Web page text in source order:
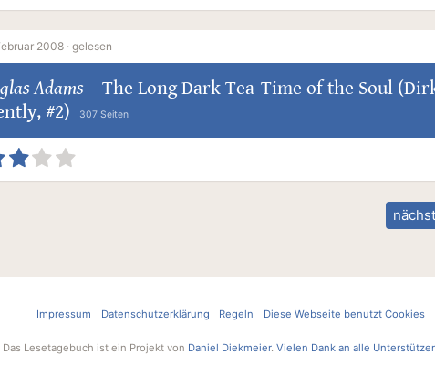
2008 ·gelesen
Adams – The Long Dark Tea-Time of the Soul
#2)
307 Seiten
Impressum Datenschutzerklärung Regeln Diese Webseite benutzt Cookies
Das Lesetagebuch ist ein Projekt von Daniel Diekmeier. Vielen Dank an alle